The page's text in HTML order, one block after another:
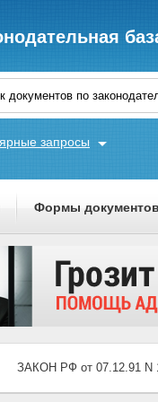
запросы
Формы документов
ЗАКОН РФ от 07.12.91